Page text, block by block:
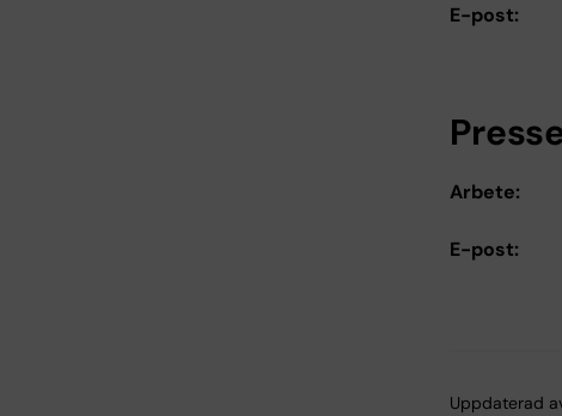
E-post:
Arbete:
E-post:
Uppdaterad